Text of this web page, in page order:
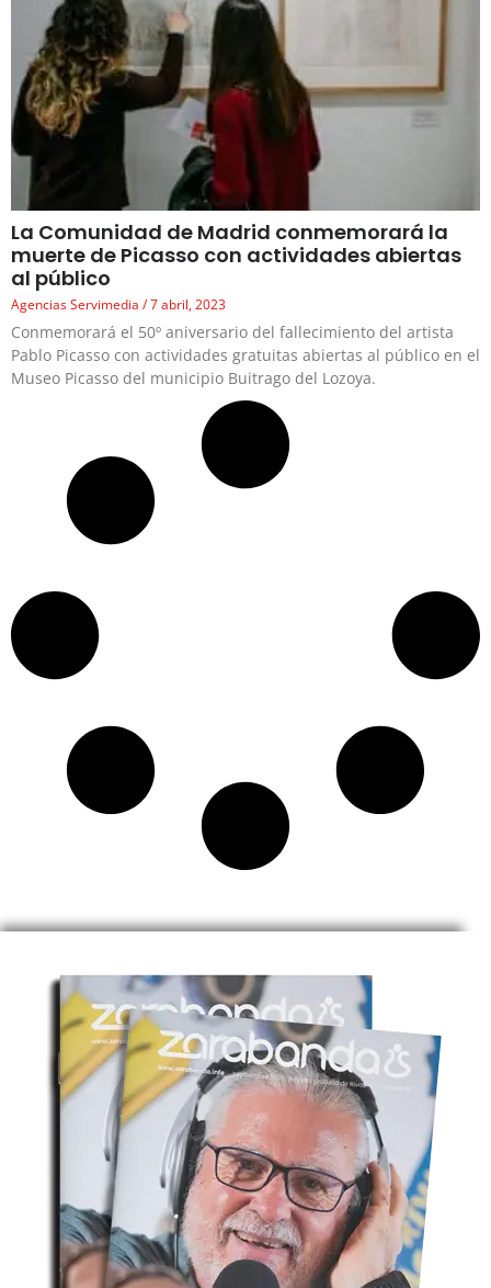
La Comunidad de Madrid conmemorará la
muerte de Picasso con actividades abiertas
al público
Agencias Servimedia 7 abril, 2023
Conmemorará el 50º aniversario del fallecimiento del artista
Pablo Picasso con actividades gratuitas abiertas al público en el
Museo Picasso del municipio Buitrago del Lozoya.